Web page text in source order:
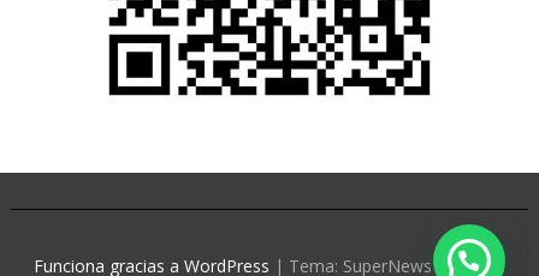
Funciona gracias a WordPress | Tema: SuperNews deAcme